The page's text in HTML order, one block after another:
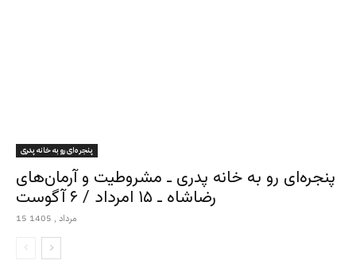
پنجره‌ای رو به خانه پدری
پنجره‌ای رو به خانه پدری ـ مشروطیت و آرمان‌های
رضاشاه ـ ۱۵ امرداد / ۶ آگوست
15 مرداد , 1405